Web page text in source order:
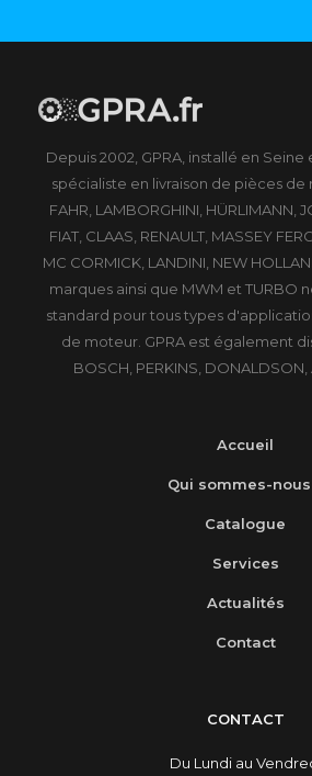
Depuis 2002, GPRA, installé en Seine
spécialiste en livraison de pièces de
FAHR, LAMBORGHINI, HÜRLIMANN,
FIAT, CLAAS, RENAULT, MASSEY
MC CORMICK, LANDINI, NEW
marques ainsi que MWM et TURBO
standard pour tous types
de moteur. GPRA est également
BOSCH, PERKINS, DONALDSON,
Accueil
Qui sommes-nous
Catalogue
Services
Actualités
Contact
CONTACT
Du Lundi au